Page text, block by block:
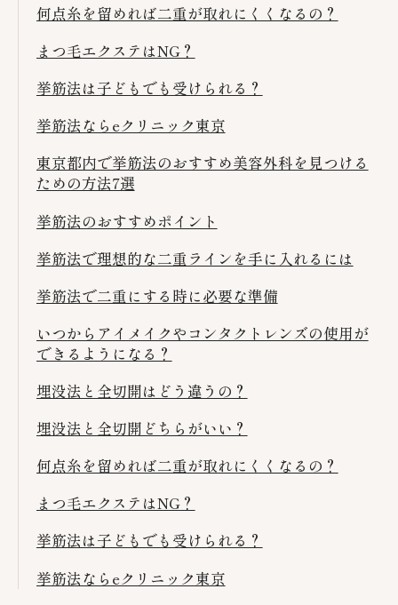
何点糸を留めれば二重が取れにくくなるの？
まつ毛エクステはNG？
挙筋法は子どもでも受けられる？
挙筋法ならeクリニック東京
東京都内で挙筋法のおすすめ美容外科を見つける
ための方法7選
挙筋法のおすすめポイント
挙筋法で理想的な二重ラインを手に入れるには
挙筋法で二重にする時に必要な準備
いつからアイメイクやコンタクトレンズの使用が
できるようになる？
埋没法と全切開はどう違うの？
埋没法と全切開どちらがいい？
何点糸を留めれば二重が取れにくくなるの？
まつ毛エクステはNG？
挙筋法は子どもでも受けられる？
挙筋法ならeクリニック東京